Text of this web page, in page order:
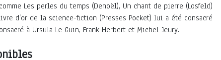
Les perles du temps (Denoël), Un chant de pierre (Losfeld)
d'or de la science-fiction (Presses Pocket) lui a été consacré
à Ursula Le Guin, Frank Herbert et Michel Jeury.